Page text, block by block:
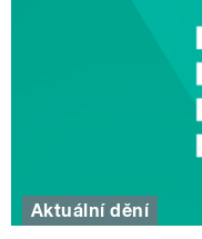
Aktuální dění